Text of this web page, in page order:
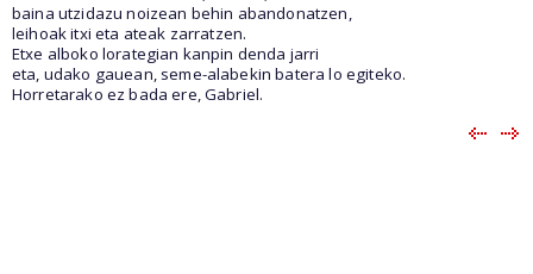
baina utzidazu noizean behin abandonatzen,
leihoak itxi eta ateak zarratzen.
Etxe alboko lorategian kanpin denda jarri
eta, udako gauean, seme-alabekin batera lo egiteko.
Horretarako ez bada ere, Gabriel.